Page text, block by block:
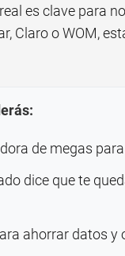
es clave para
Claro o WOM,
de megas
dice que te
ahorrar datos y